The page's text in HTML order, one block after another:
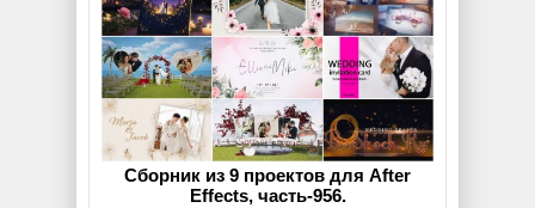
Сборник из 9 проектов для After
Effects, часть-956.